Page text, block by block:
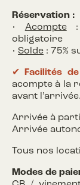
Réservation :
• Acompte:
obligatoire
• Solde : 75%
✔︎Facilités
acompte à la
avant l’arrivée.
Arrivée à
Arrivée
Tous nos
Modes de